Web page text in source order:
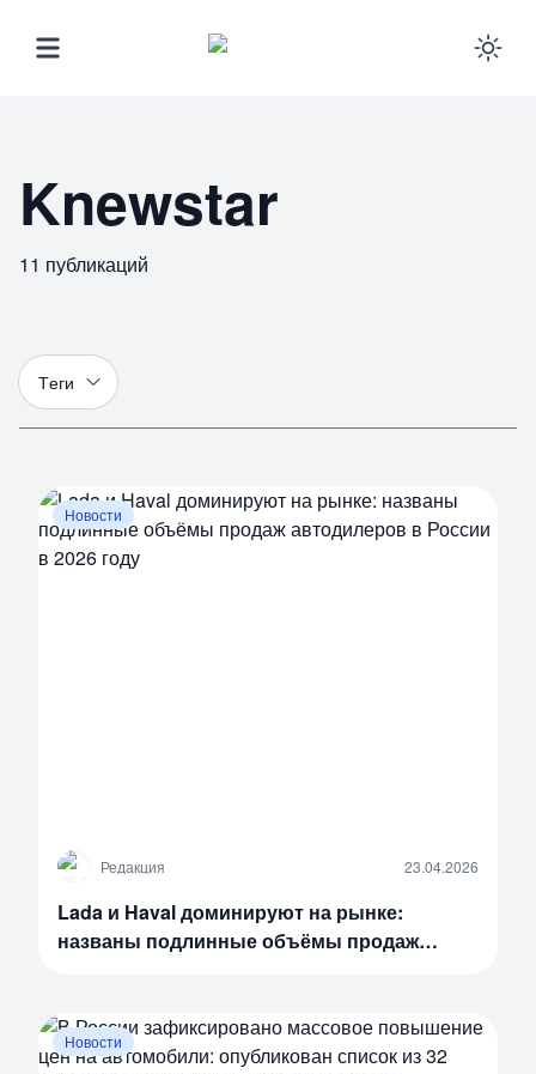
Knewstar
11 публикаций
Теги
Новости
Р Редакция 23.04.2026
Lada и Haval доминируют на рынке:
названы подлинные объёмы продаж
Новости